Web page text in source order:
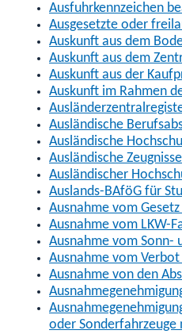
Ausfuhrkennzeichen
Ausgesetzte oder
Auskunft aus dem
Auskunft aus dem
Auskunft aus der
Auskunft im Rahmen
Ausländische
Ausländische
Ausländische
Ausländischer
Auslands-BAföG für
Ausnahme vom
Ausnahme vom LKW-
Ausnahme vom Sonn-
Ausnahme vom
Ausnahme von den
oder Sonderfahrzeuge